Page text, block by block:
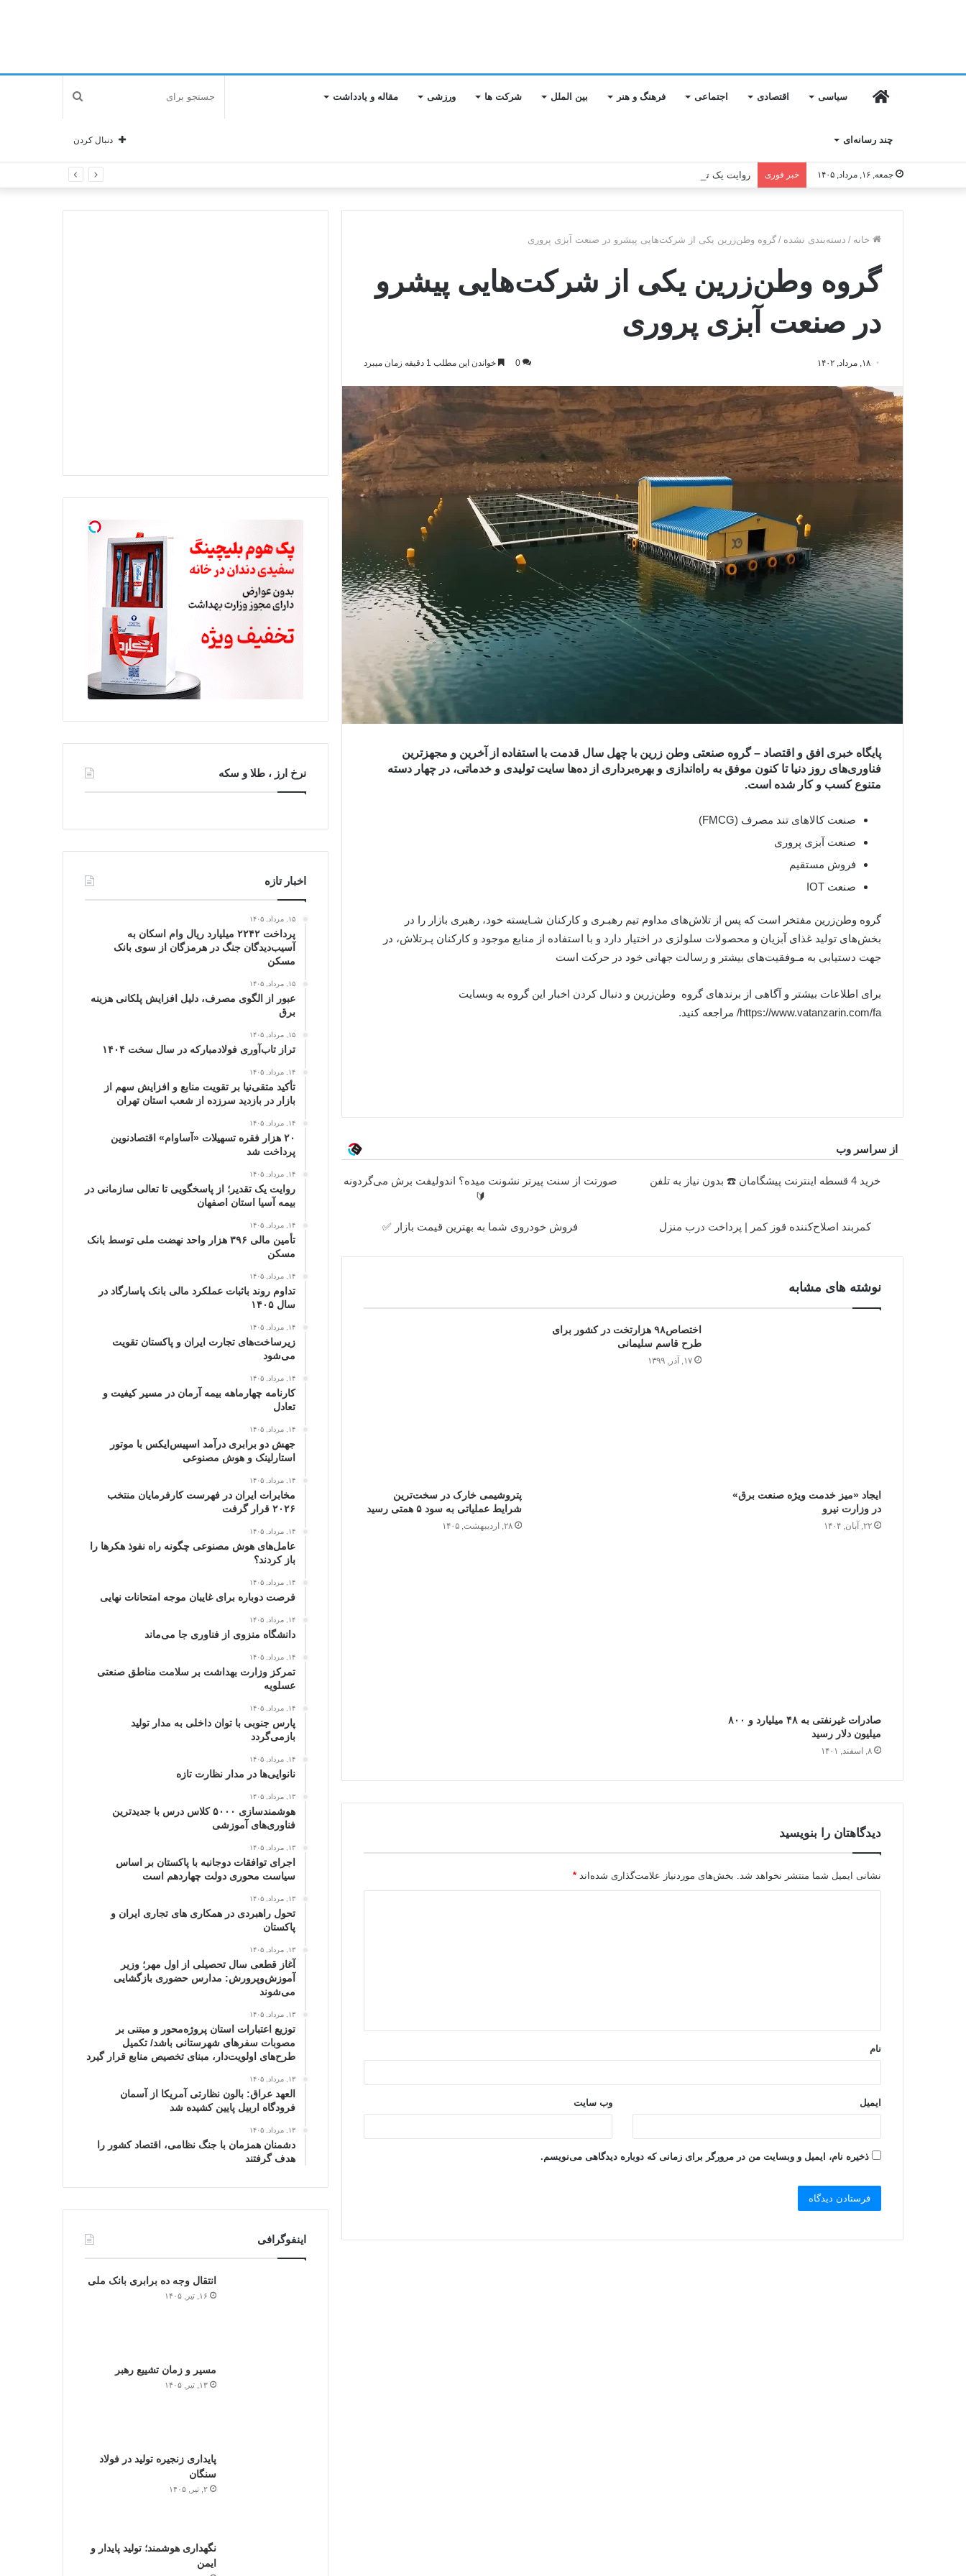
سیاسی اقتصادی اجتماعی فرهنگ و هنر بین الملل شرکت ها ورزشی مقاله و یادداشت
چند رسانه‌ای دنبال کردن
جمعه, ۱۶, مرداد, ۱۴۰۵ خبر فوری روایت یک تقدیر؛ از پاسخگویی تا تعالی سازمانی در بیمه آسیا استان اصفهان
خانه / دسته‌بندی نشده / گروه وطن‌زرین یکی از شرکت‌هایی پیشرو در صنعت آبزی پروری
گروه وطن‌زرین یکی از شرکت‌هایی پیشرو
در صنعت آبزی پروری
۱۸, مرداد, ۱۴۰۲ 0 خواندن این مطلب 1 دقیقه زمان میبرد
پایگاه خبری افق و اقتصاد – گروه صنعتی وطن زرین با چهل سال قدمت با استفاده از آخرین و مجهزترین
فناوری‌های روز دنیا تا کنون موفق به راه‌اندازی و بهره‌برداری از ده‌ها سایت تولیدی و خدماتی، در چهار دسته
متنوع کسب و کار شده است.
صنعت کالاهای تند مصرف (FMCG)
صنعت آبزی پروری
فروش مستقیم
صنعت IOT
گروه وطن‌زرین مفتخر است که پس از تلاش‌های مداوم تیم رهبـری و کارکنان شـایسته خود، رهبری بازار را در
بخش‌های تولید غذای آبزیان و محصولات سلولزی در اختیار دارد و با استفاده از منابع موجود و کارکنان پـرتلاش، در
جهت دستیابی به مـوفقیت‌های بیشتر و رسالت جهانی خود در حرکت است
برای اطلاعات بیشتر و آگاهی از برندهای گروه وطن‌زرین و دنبال کردن اخبار این گروه به وبسایت
https://www.vatanzarin.com/fa/ مراجعه کنید.
از سراسر وب
خرید 4 قسطه اینترنت پیشگامان ☎️ بدون نیاز به تلفن
صورتت از سنت پیرتر نشونت میده؟ اندولیفت برش می‌گردونه
🔰
کمربند اصلاح‌کننده قوز کمر | پرداخت درب منزل فروش خودروی شما به بهترین قیمت بازار ✅
نوشته های مشابه
ایجاد «میز خدمت ویژه صنعت برق»
در وزارت نیرو
۲۲, آبان, ۱۴۰۴
اختصاص۹۸ هزارتخت در کشور برای
طرح قاسم سلیمانی
۱۷, آذر, ۱۳۹۹
پتروشیمی خارک در سخت‌ترین
شرایط عملیاتی به سود ۵ همتی رسید
۲۸, اردیبهشت, ۱۴۰۵
صادرات غیرنفتی به ۴۸ میلیارد و ۸۰۰
میلیون دلار رسید
۸, اسفند, ۱۴۰۱
دیدگاهتان را بنویسید
نشانی ایمیل شما منتشر نخواهد شد. بخش‌های موردنیاز علامت‌گذاری شده‌اند *
*
نام
ایمیل وب‌ سایت
ذخیره نام، ایمیل و وبسایت من در مرورگر برای زمانی که دوباره دیدگاهی می‌نویسم.
نرخ ارز ، طلا و سکه
اخبار تازه
۱۵, مرداد, ۱۴۰۵
پرداخت ۲۲۴۲ میلیارد ریال وام اسکان به
آسیب‌دیدگان جنگ در هرمزگان از سوی بانک
مسکن
۱۵, مرداد, ۱۴۰۵
عبور از الگوی مصرف، دلیل افزایش پلکانی هزینه
برق
۱۵, مرداد, ۱۴۰۵
تراز تاب‌آوری فولادمبارکه در سال سخت ۱۴۰۴
۱۴, مرداد, ۱۴۰۵
تأکید متقی‌نیا بر تقویت منابع و افزایش سهم از
بازار در بازدید سرزده از شعب استان تهران
۱۴, مرداد, ۱۴۰۵
۲۰ هزار فقره تسهیلات «آساوام» اقتصادنوین
پرداخت شد
۱۴, مرداد, ۱۴۰۵
روایت یک تقدیر؛ از پاسخگویی تا تعالی سازمانی در
بیمه آسیا استان اصفهان
۱۴, مرداد, ۱۴۰۵
تأمین مالی ۳۹۶ هزار واحد نهضت ملی توسط بانک
مسکن
۱۴, مرداد, ۱۴۰۵
تداوم روند باثبات عملکرد مالی بانک پاسارگاد در
سال ۱۴۰۵
۱۴, مرداد, ۱۴۰۵
زیرساخت‌های تجارت ایران و پاکستان تقویت
می‌شود
۱۴, مرداد, ۱۴۰۵
کارنامه چهارماهه بیمه آرمان در مسیر کیفیت و
تعادل
۱۴, مرداد, ۱۴۰۵
جهش دو برابری درآمد اسپیس‌ایکس با موتور
استارلینک و هوش مصنوعی
۱۴, مرداد, ۱۴۰۵
مخابرات ایران در فهرست کارفرمایان منتخب
۲۰۲۶ قرار گرفت
۱۴, مرداد, ۱۴۰۵
عامل‌های هوش مصنوعی چگونه راه نفوذ هکرها را
باز کردند؟
۱۴, مرداد, ۱۴۰۵
فرصت دوباره برای غایبان موجه امتحانات نهایی
۱۴, مرداد, ۱۴۰۵
دانشگاه منزوی از فناوری جا می‌ماند
۱۴, مرداد, ۱۴۰۵
تمرکز وزارت بهداشت بر سلامت مناطق صنعتی
عسلویه
۱۴, مرداد, ۱۴۰۵
پارس جنوبی با توان داخلی به مدار تولید
بازمی‌گردد
۱۴, مرداد, ۱۴۰۵
نانوایی‌ها در مدار نظارت تازه
۱۳, مرداد, ۱۴۰۵
هوشمندسازی ۵۰۰۰ کلاس درس با جدیدترین
فناوری‌های آموزشی
۱۳, مرداد, ۱۴۰۵
اجرای توافقات دوجانبه با پاکستان بر اساس
سیاست محوری دولت چهاردهم است
۱۳, مرداد, ۱۴۰۵
تحول راهبردی در همکاری های تجاری ایران و
پاکستان
۱۳, مرداد, ۱۴۰۵
آغاز قطعی سال تحصیلی از اول مهر؛ وزیر
آموزش‌وپرورش: مدارس حضوری بازگشایی
می‌شوند
۱۳, مرداد, ۱۴۰۵
توزیع اعتبارات استان پروژه‌محور و مبتنی بر
مصوبات سفرهای شهرستانی باشد/ تکمیل
طرح‌های اولویت‌دار، مبنای تخصیص منابع قرار گیرد
۱۳, مرداد, ۱۴۰۵
العهد عراق: بالون نظارتی آمریکا از آسمان
فرودگاه اربیل پایین کشیده شد
۱۳, مرداد, ۱۴۰۵
دشمنان همزمان با جنگ نظامی، اقتصاد کشور را
هدف گرفتند
اینفوگرافی
انتقال وجه ده برابری بانک ملی
۱۶, تیر, ۱۴۰۵
مسیر و زمان تشییع رهبر
۱۳, تیر, ۱۴۰۵
پایداری زنجیره تولید در فولاد
سنگان
۲, تیر, ۱۴۰۵
نگهداری هوشمند؛ تولید پایدار و
ایمن